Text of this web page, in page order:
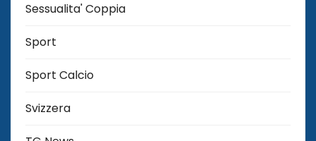
Sessualita' Coppia
Sport
Sport Calcio
Svizzera